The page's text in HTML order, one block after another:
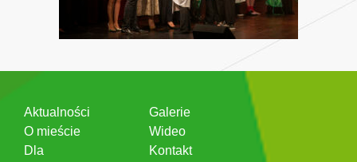
Aktualności
O mieście
Dla
Galerie
Wideo
Kontakt